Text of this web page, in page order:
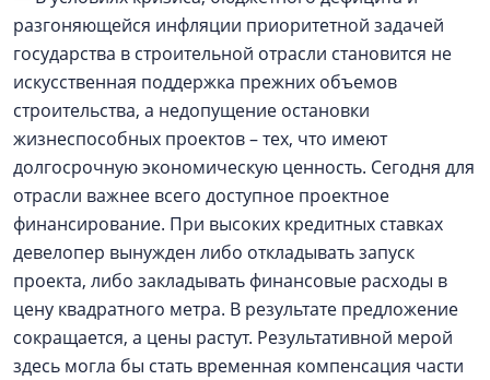
разгоняющейся инфляции приоритетной задачей
государства в строительной отрасли становится не
искусственная поддержка прежних объемов
строительства, а недопущение остановки
жизнеспособных проектов – тех, что имеют
долгосрочную экономическую ценность. Сегодня для
отрасли важнее всего доступное проектное
финансирование. При высоких кредитных ставках
девелопер вынужден либо откладывать запуск
проекта, либо закладывать финансовые расходы в
цену квадратного метра. В результате предложение
сокращается, а цены растут. Результативной мерой
здесь могла бы стать временная компенсация части